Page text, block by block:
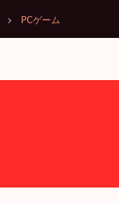
PCゲーム